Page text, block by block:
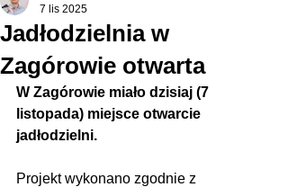
Jadłodzielnia w
Zagórowie otwarta
7 lis 2025
W Zagórowie miało dzisiaj (7
listopada) miejsce otwarcie
jadłodzielni.
Projekt wykonano zgodnie z